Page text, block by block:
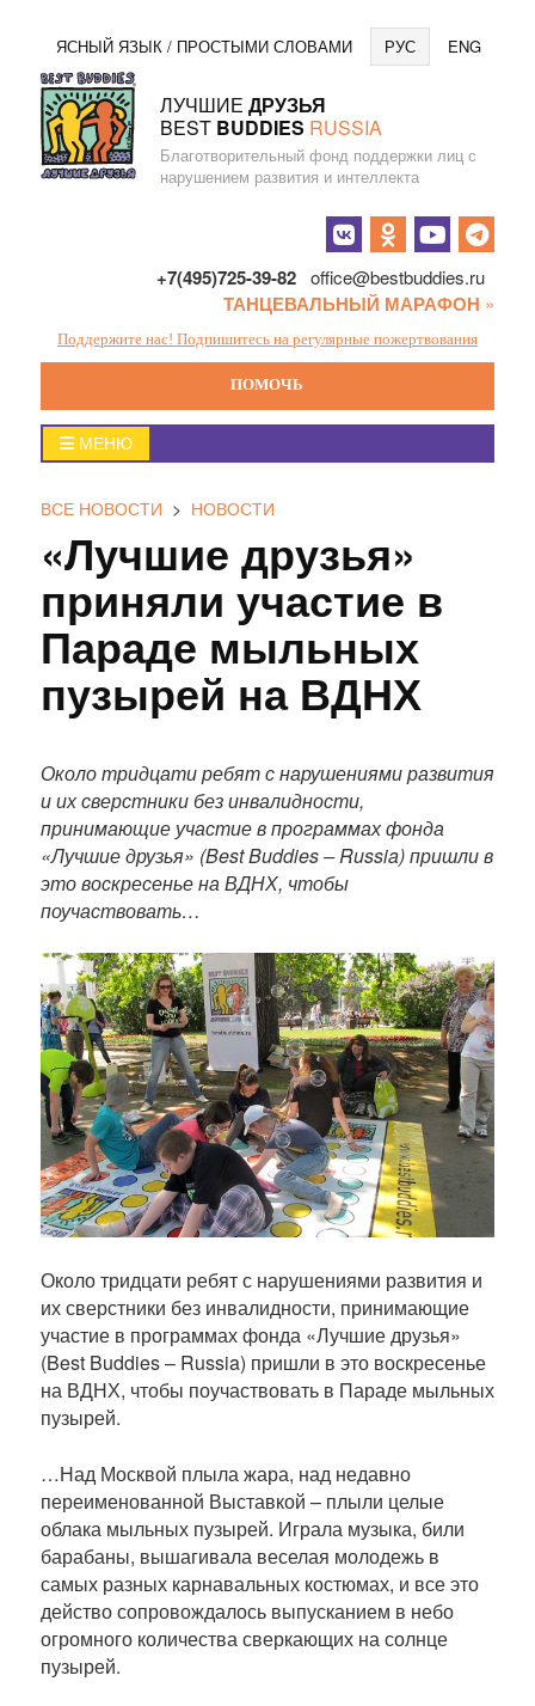
Перейти
к
содержанию
ЯСНЫЙ ЯЗЫК / ПРОСТЫМИ СЛОВАМИ РУС ENG
ЛУЧШИЕ ДРУЗЬЯ
BEST BUDDIES RUSSIA
Благотворительный фонд поддержки лиц с
нарушением развития и интеллекта
+7(495)725-39-82 office@bestbuddies.ru
ТАНЦЕВАЛЬНЫЙ МАРАФОН »
Поддержите нас! Подпишитесь на регулярные пожертвования
ПОМОЧЬ
Главное
меню
МЕНЮ
ВСЕ НОВОСТИ > НОВОСТИ
«Лучшие друзья»
приняли участие в
Параде мыльных
пузырей на ВДНХ
л
н
ы
й
т
е
к
т
п
у
б
л
к
а
ц
и
Около тридцати ребят с нарушениями развития
и их сверстники без инвалидности,
принимающие участие в программах фонда
«Лучшие друзья» (Best Buddies – Russia) пришли в
это воскресенье на ВДНХ, чтобы
поучаствовать…
Около тридцати ребят с нарушениями развития и
их сверстники без инвалидности, принимающие
участие в программах фонда «Лучшие друзья»
(Best Buddies – Russia) пришли в это воскресенье
на ВДНХ, чтобы поучаствовать в Параде мыльных
пузырей.
…Над Москвой плыла жара, над недавно
переименованной Выставкой – плыли целые
облака мыльных пузырей. Играла музыка, били
барабаны, вышагивала веселая молодежь в
самых разных карнавальных костюмах, и все это
действо сопровождалось выпусканием в небо
огромного количества сверкающих на солнце
пузырей.